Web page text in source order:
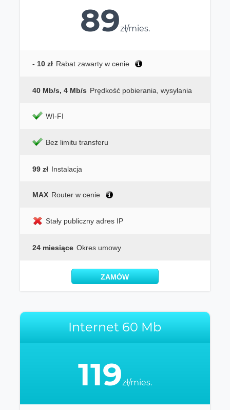
89zł/mies.
- 10 zł Rabat zawarty w cenie
40 Mb/s, 4 Mb/s Prędkość pobierania, wysyłania
WI-FI
Bez limitu transferu
99 zł Instalacja
MAX Router w cenie
Stały publiczny adres IP
24 miesiące Okres umowy
ZAMÓW
Internet 60 Mb
119zł/mies.